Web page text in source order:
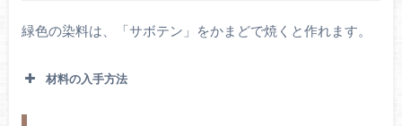
緑色の染料は、「サボテン」をかまどで焼くと作れます。
材料の入手方法